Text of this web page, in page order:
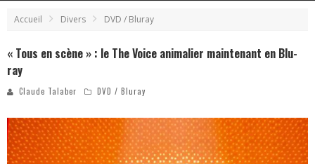
Star Fox
PsyRiver 2026 : la magie revient sur les rives de l’Aar
« MOFUSAND / Parler Japonais » – Des Expressions Pratiques !
Accueil Divers DVD / Bluray
« Tous en scène » : le The Voice animalier maintenant en Blu-
ray
Claude Talaber DVD / Bluray